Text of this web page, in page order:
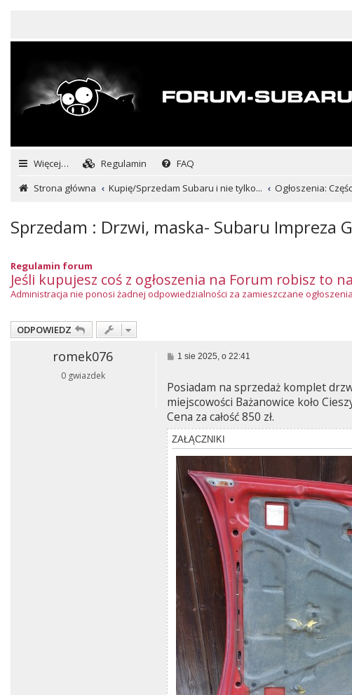
Więcej… Regulamin FAQ
Strona główna
Kupię/Sprzedam Subaru i nie tylko... Ogłoszenia:
Sprzedam : Drzwi, maska- Subaru Impreza
Regulamin forum
Jeśli kupujesz coś z ogłoszenia na Forum robisz to
Administracja nie ponosi żadnej odpowiedzialności za zamieszczane
ODPOWIEDZ
romek076
0 gwiazdek
P
t
1 sie 2025, o 22:41
Posiadam na sprzedaż komplet
miejscowości Bażanowice koło
Cena za całość 850 zł.
ZAŁĄCZNIKI